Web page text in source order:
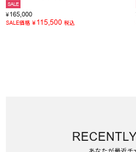
SALE
¥165,000
SALE価格 ¥115,500 税込